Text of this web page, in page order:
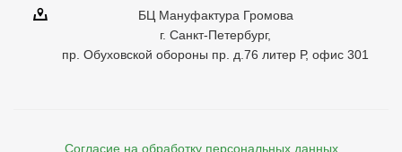
БЦ Мануфактура Громова
г. Санкт-Петербург,
пр. Обуховской обороны пр. д.76 литер Р, офис 301
Согласие на обработку персональных данных